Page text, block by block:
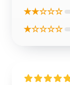
★★☆☆☆
★☆☆☆☆